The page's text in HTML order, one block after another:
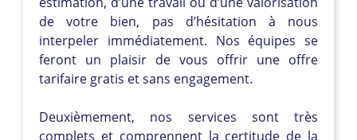
de votre bien, pas d’hésitation à nous
interpeler immédiatement. Nos équipes se
feront un plaisir de vous offrir une offre
tarifaire gratis et sans engagement.
Deuxièmement, nos services sont très
complets et comprennent la certitude de la